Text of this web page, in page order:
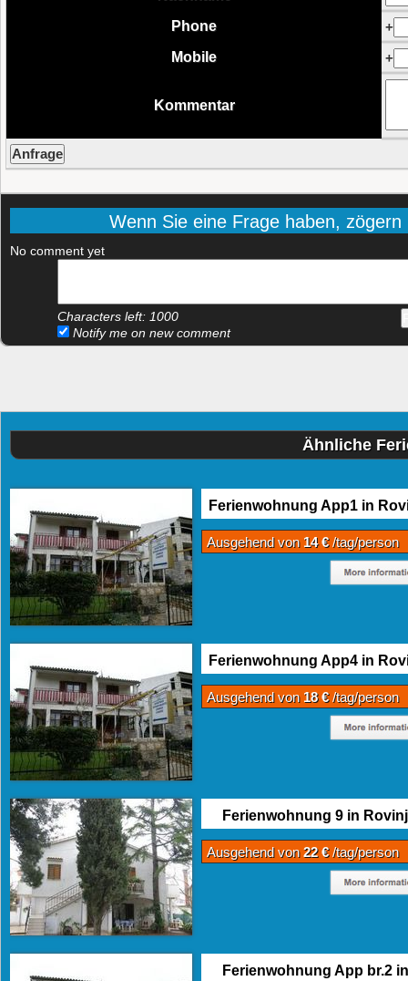
Phone
+
Mobile
+
Kommentar
Wenn Sie eine Frage haben,
No comment yet
Characters left: 1000
Notify me on new comment
Ähnliche
Ferienwohnung App1 in
Ausgehend von 14 €/tag/person
Ferienwohnung App4 in
Ausgehend von 18 €/tag/person
Ferienwohnung 9 in Rovinj
Ausgehend von22 €/tag/person
Ferienwohnung App br.2 in